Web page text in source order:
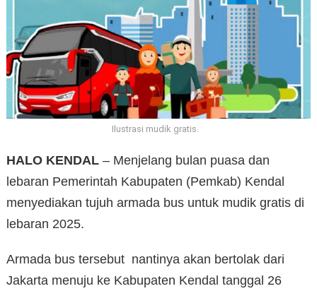
Ilustrasi mudik gratis.
HALO KENDAL – Menjelang bulan puasa dan
lebaran Pemerintah Kabupaten (Pemkab) Kendal
menyediakan tujuh armada bus untuk mudik gratis di
lebaran 2025.
Armada bus tersebut nantinya akan bertolak dari
Jakarta menuju ke Kabupaten Kendal tanggal 26